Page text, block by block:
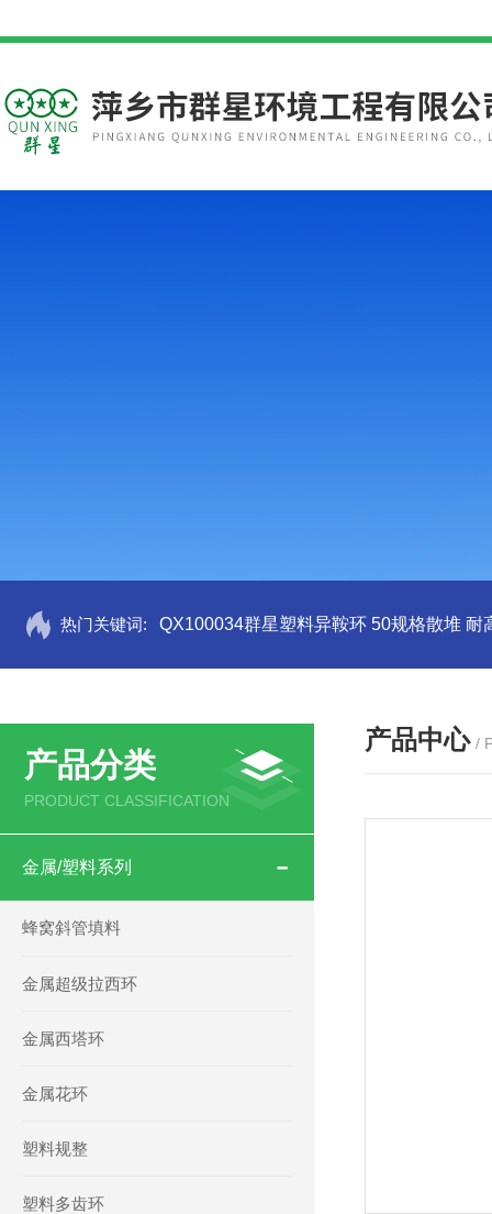
热门关键词: QX100034群星塑料异鞍环 50规格散堆 耐
产品分类
PRODUCT CLASSIFICATION
金属/塑料系列
蜂窝斜管填料
金属超级拉西环
金属西塔环
金属花环
塑料规整
塑料多齿环
产品中心 /